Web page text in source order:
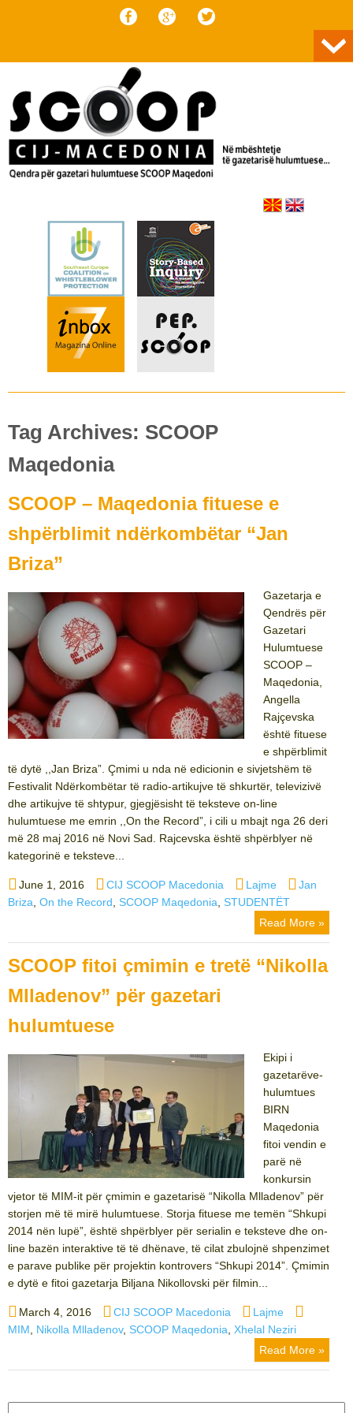
Tag Archives: SCOOP
Maqedonia
SCOOP – Maqedonia fituese e
shpërblimit ndërkombëtar “Jan
Briza”
Gazetarja e
Qendrës për
Gazetari
Hulumtuese
SCOOP –
Maqedonia,
Angella
Rajçevska
është fituese
e shpërblimit
të dytë ,,Jan Briza”. Çmimi u nda në edicionin e sivjetshëm të
Festivalit Ndërkombëtar të radio-artikujve të shkurtër, televizivë
dhe artikujve të shtypur, gjegjësisht të teksteve on-line
hulumtuese me emrin ,,On the Record”, i cili u mbajt nga 26 deri
më 28 maj 2016 në Novi Sad. Rajcevska është shpërblyer në
kategorinë e teksteve...
Posted
on
June 1, 2016 Author
CIJ SCOOP Macedonia Categories
Lajme Tags
Jan
Briza On the Record SCOOP Maqedonia
STUDENTËT
Read More »
SCOOP fitoi çmimin e tretë “Nikolla
Mlladenov” për gazetari
hulumtuese
Ekipi i
gazetarëve-
hulumtues
BIRN
Maqedonia
fitoi vendin e
parë në
konkursin
vjetor të MIM-it për çmimin e gazetarisë “Nikolla Mlladenov” për
storjen më të mirë hulumtuese. Storja fituese me temën “Shkupi
2014 nën lupë”, është shpërblyer për serialin e teksteve dhe on-
line bazën interaktive të të dhënave, të cilat zbulojnë shpenzimet
e parave publike për projektin kontrovers “Shkupi 2014”. Çmimin
e dytë e fitoi gazetarja Biljana Nikollovski për filmin...
Posted
on
March 4, 2016 Author
CIJ SCOOP Macedonia Categories
Lajme
MIM
Nikolla Mlladenov, SCOOP Maqedonia
Xhelal Neziri
Read More »